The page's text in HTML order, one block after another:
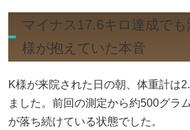
マイナス17.6キロ達成で
様が抱えていた本音
K様が来院された日の朝、体重計は
ました。前回の測定から約500グラ
が落ち続けている状態でした。